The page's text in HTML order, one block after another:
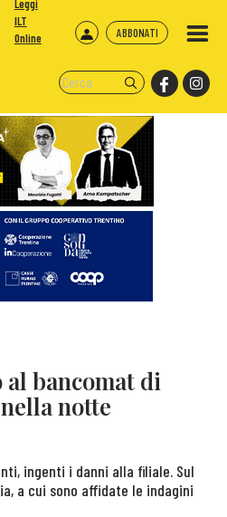
ABBONATI
Leggi
ILT
Online
al bancomat di
notte
ingenti i danni alla filiale. Sul
a cui sono affidate le indagini